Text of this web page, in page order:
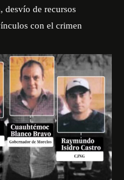
desvío de recursos
con el crimen